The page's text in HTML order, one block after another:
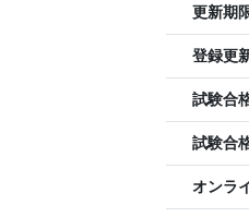
更新期
登録更
試験合
試験合
オンラ